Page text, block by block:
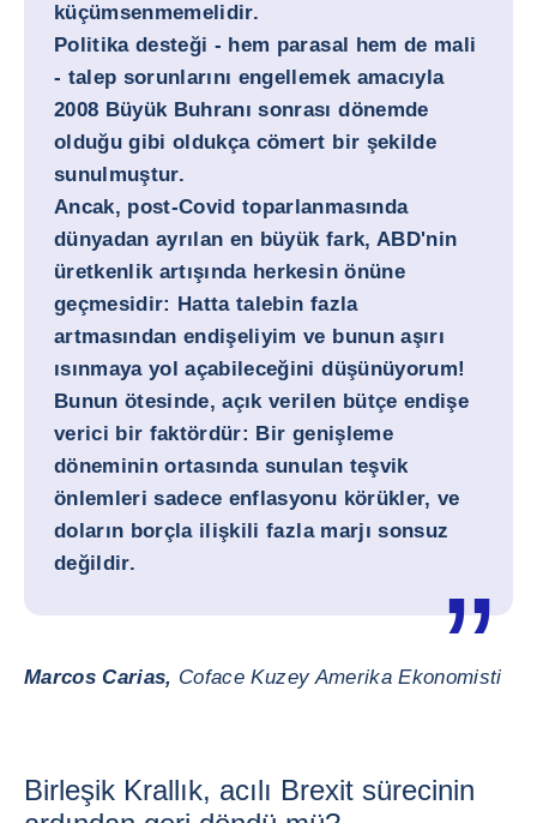
küçümsenmemelidir.
Politika desteği - hem parasal hem de mali
- talep sorunlarını engellemek amacıyla
2008 Büyük Buhranı sonrası dönemde
olduğu gibi oldukça cömert bir şekilde
sunulmuştur.
Ancak, post-Covid toparlanmasında
dünyadan ayrılan en büyük fark, ABD'nin
üretkenlik artışında herkesin önüne
geçmesidir: Hatta talebin fazla
artmasından endişeliyim ve bunun aşırı
ısınmaya yol açabileceğini düşünüyorum!
Bunun ötesinde, açık verilen bütçe endişe
verici bir faktördür: Bir genişleme
döneminin ortasında sunulan teşvik
önlemleri sadece enflasyonu körükler, ve
doların borçla ilişkili fazla marjı sonsuz
değildir.
Marcos Carias, Coface Kuzey Amerika Ekonomisti
Birleşik Krallık, acılı Brexit sürecinin